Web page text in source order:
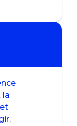
la
et